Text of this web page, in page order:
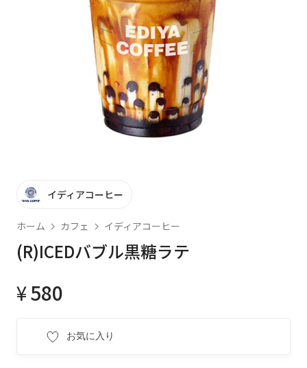
イディアコーヒー
ホーム カフェ イディアコーヒー
(R)ICEDバブル黒糖ラテ
¥580
お気に入り